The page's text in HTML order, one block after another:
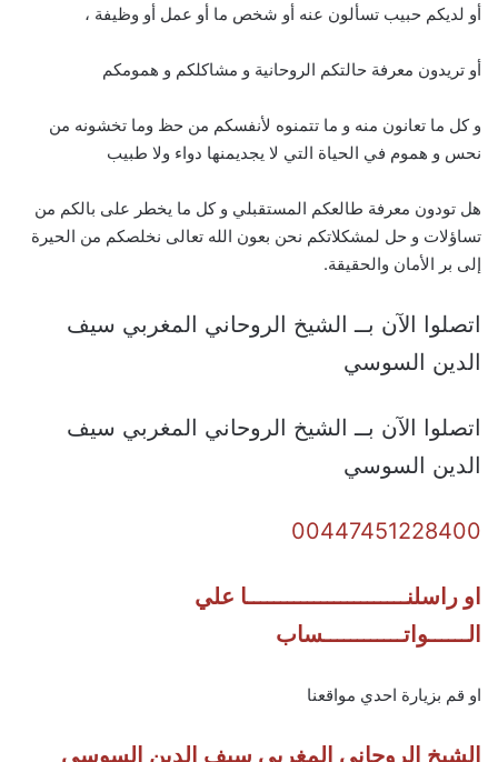
أو لديكم حبيب تسألون عنه أو شخص ما أو عمل أو وظيفة ،
أو تريدون معرفة حالتكم الروحانية و مشاكلكم و همومكم
و كل ما تعانون منه و ما تتمنوه لأنفسكم من حظ وما تخشونه من
نحس و هموم في الحياة التي لا يجديمنها دواء ولا طبيب
هل تودون معرفة طالعكم المستقبلي و كل ما يخطر على بالكم من
تساؤلات و حل لمشكلاتكم نحن بعون الله تعالى نخلصكم من الحيرة
إلى بر الأمان والحقيقة.
اتصلوا الآن بــ الشيخ الروحاني المغربي سيف
الدين السوسي
اتصلوا الآن بــ الشيخ الروحاني المغربي سيف
الدين السوسي
00447451228400
او راسلنــــــــــــــــــــــــا علي
الــــــواتــــــــــــساب
او قم بزيارة احدي مواقعنا
الشيخ الروحاني المغربي سيف الدين السوسي